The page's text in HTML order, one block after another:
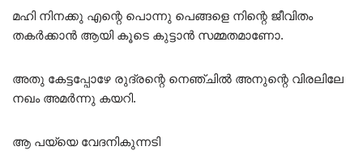
മഹി നിനക്കു എന്റെ പൊന്നു പെങ്ങളെ നിന്റെ ജീവിതം
തകർക്കാൻ ആയി കൂടെ കുട്ടാൻ സമ്മതമാണോ.
അതു കേട്ടപ്പോഴേ രുദ്രന്റെ നെഞ്ചിൽ അനുന്റെ വിരലിലേ
നഖം അമർന്നു കയറി.
ആ പയ്യെ വേദനികുന്നടി